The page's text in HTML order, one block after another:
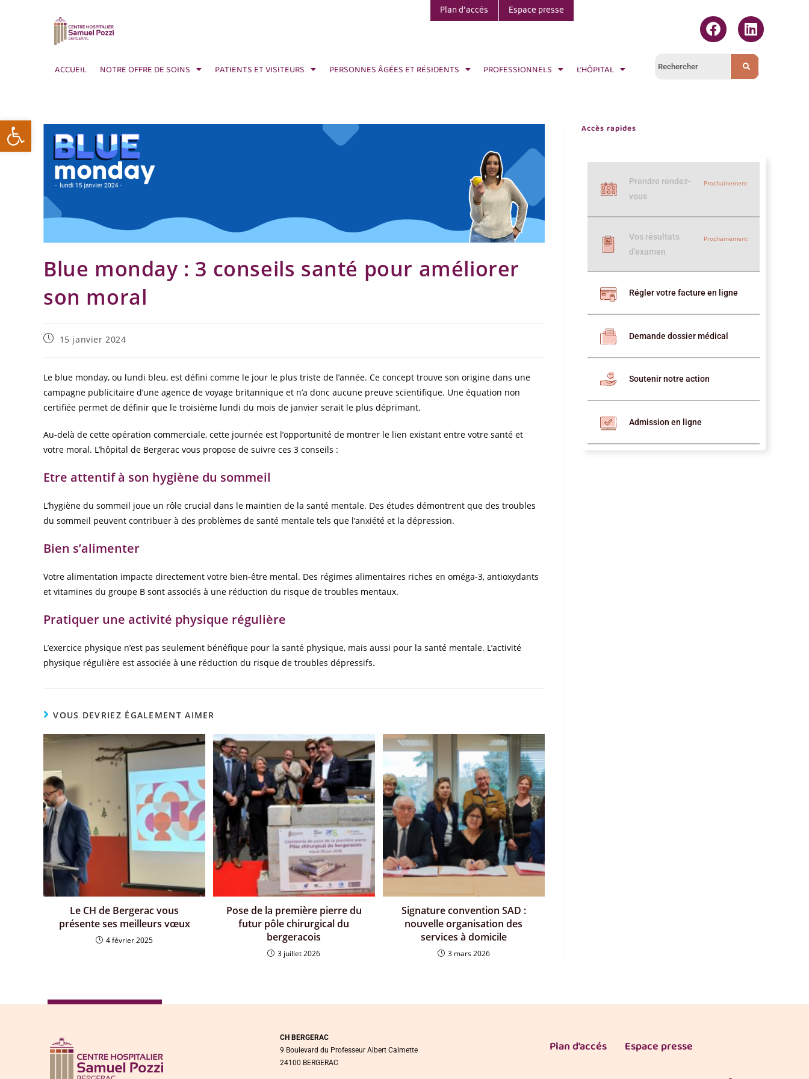
Ouvrir la barre d’outils
Plan d’accés Espace presse
ACCUEIL NOTRE OFFRE DE SOINS PATIENTS ET VISITEURS PERSONNES ÂGÉES ET RÉSIDENTS PROFESSIONNELS L’HÔPITAL
Blue monday : 3 conseils santé pour améliorer
son moral
15 janvier 2024
Le blue monday, ou lundi bleu, est défini comme le jour le plus triste de l’année. Ce concept trouve son origine dans une
campagne publicitaire d’une agence de voyage britannique et n’a donc aucune preuve scientifique. Une équation non
certifiée permet de définir que le troisième lundi du mois de janvier serait le plus déprimant.
Au-delà de cette opération commerciale, cette journée est l’opportunité de montrer le lien existant entre votre santé et
votre moral. L’hôpital de Bergerac vous propose de suivre ces 3 conseils :
Etre attentif à son hygiène du sommeil
L’hygiène du sommeil joue un rôle crucial dans le maintien de la santé mentale. Des études démontrent que des troubles
du sommeil peuvent contribuer à des problèmes de santé mentale tels que l’anxiété et la dépression.
Bien s’alimenter
Votre alimentation impacte directement votre bien-être mental. Des régimes alimentaires riches en oméga-3, antioxydants
et vitamines du groupe B sont associés à une réduction du risque de troubles mentaux.
Pratiquer une activité physique régulière
L’exercice physique n’est pas seulement bénéfique pour la santé physique, mais aussi pour la santé mentale. L’activité
physique régulière est associée à une réduction du risque de troubles dépressifs.
VOUS DEVRIEZ ÉGALEMENT AIMER
Le CH de Bergerac vous
présente ses meilleurs vœux
4 février 2025
Pose de la première pierre du
futur pôle chirurgical du
bergeracois
3 juillet 2026
Signature convention SAD :
nouvelle organisation des
services à domicile
3 mars 2026
Accès rapides
Prendre rendez-
vous
Prochainement
Vos résultats
d'examen
Prochainement
Régler votre facture en ligne
Demande dossier médical
Soutenir notre action
Admission en ligne
CH BERGERAC
9 Boulevard du Professeur Albert Calmette
24100 BERGERAC
Plan d’accés Espace presse